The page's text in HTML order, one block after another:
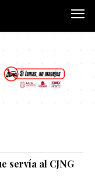
servía al CJNG